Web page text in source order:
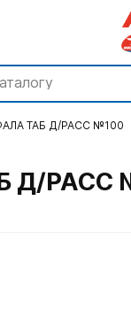
ТАБ Д/РАСС №100
Д/РАСС